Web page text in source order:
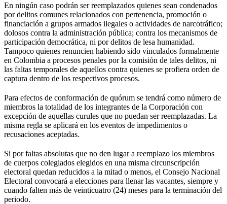
En ningún caso podrán ser reemplazados quienes sean condenados
por delitos comunes relacionados con pertenencia, promoción o
financiación a grupos armados ilegales o actividades de narcotráfico;
dolosos contra la administración pública; contra los mecanismos de
participación democrática, ni por delitos de lesa humanidad.
Tampoco quienes renuncien habiendo sido vinculados formalmente
en Colombia a procesos penales por la comisión de tales delitos, ni
las faltas temporales de aquellos contra quienes se profiera orden de
captura dentro de los respectivos procesos.
Para efectos de conformación de quórum se tendrá como número de
miembros la totalidad de los integrantes de la Corporación con
excepción de aquellas curules que no puedan ser reemplazadas. La
misma regla se aplicará en los eventos de impedimentos o
recusaciones aceptadas.
Si por faltas absolutas que no den lugar a reemplazo los miembros
de cuerpos colegiados elegidos en una misma circunscripción
electoral quedan reducidos a la mitad o menos, el Consejo Nacional
Electoral convocará a elecciones para llenar las vacantes, siempre y
cuando falten más de veinticuatro (24) meses para la terminación del
periodo.